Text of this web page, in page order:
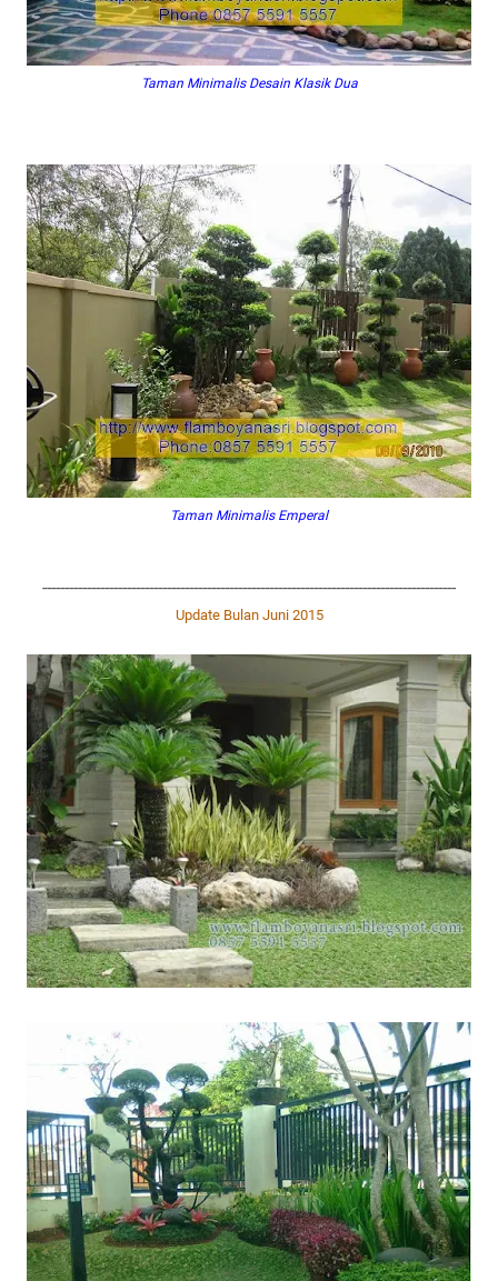
Taman Minimalis Desain Klasik Dua
Taman Minimalis Emperal
---------------------------------------------------------------------------------------------
Update Bulan Juni 2015